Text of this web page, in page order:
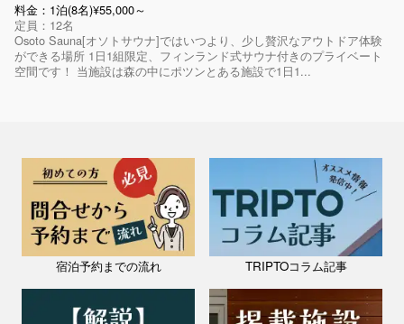
料金：1泊(8名)¥55,000～
定員：12名
Osoto Sauna[オソトサウナ]ではいつより、少し贅沢なアウトドア体験
ができる場所 1日1組限定、フィンランド式サウナ付きのプライベート
空間です！ 当施設は森の中にポツンとある施設で1日1...
宿泊予約までの流れ TRIPTOコラム記事